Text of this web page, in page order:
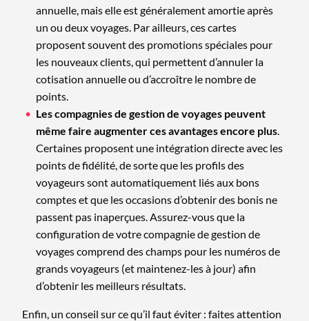
annuelle, mais elle est généralement amortie après
un ou deux voyages. Par ailleurs, ces cartes
proposent souvent des promotions spéciales pour
les nouveaux clients, qui permettent d’annuler la
cotisation annuelle ou d’accroître le nombre de
points.
Les compagnies de gestion de voyages peuvent
même faire augmenter ces avantages encore plus
Certaines proposent une intégration directe avec les
points de fidélité, de sorte que les profils des
voyageurs sont automatiquement liés aux bons
comptes et que les occasions d’obtenir des bonis ne
passent pas inaperçues. Assurez-vous que la
configuration de votre compagnie de gestion de
voyages comprend des champs pour les numéros de
grands voyageurs (et maintenez-les à jour) afin
d’obtenir les meilleurs résultats.
Enfin, un conseil sur ce qu’il faut éviter : faites attention